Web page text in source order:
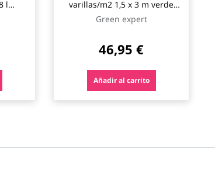
l
i
varillas/m2 1,5 x 3 m verde
natuur
Green expert
46,95 €
Añadir al carrito